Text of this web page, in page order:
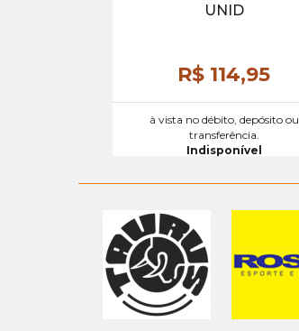
UNID
R$ 114,95
à vista no débito, depósito ou
transferência.
Indisponível